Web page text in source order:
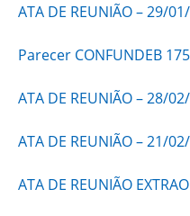
ATA DE REUNIÃO – 29/
Parecer CONFUNDEB
ATA DE REUNIÃO – 28/
ATA DE REUNIÃO – 21/
ATA DE REUNIÃO